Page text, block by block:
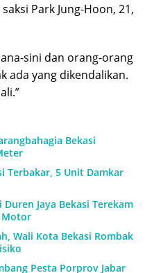
Park Jung-Hoon, 21,
sini dan orang-orang
ada yang dikendalikan.
Bekasi
Terbakar, 5 Unit Damkar
Jaya Bekasi Terekam
Motor
Wali Kota Bekasi Rombak
Pesta Porprov Jabar